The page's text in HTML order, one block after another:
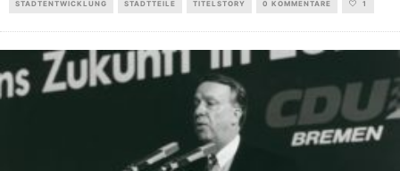
STADTENTWICKLUNG STADTTEILE TITELSTORY 0 KOMMENTARE 1